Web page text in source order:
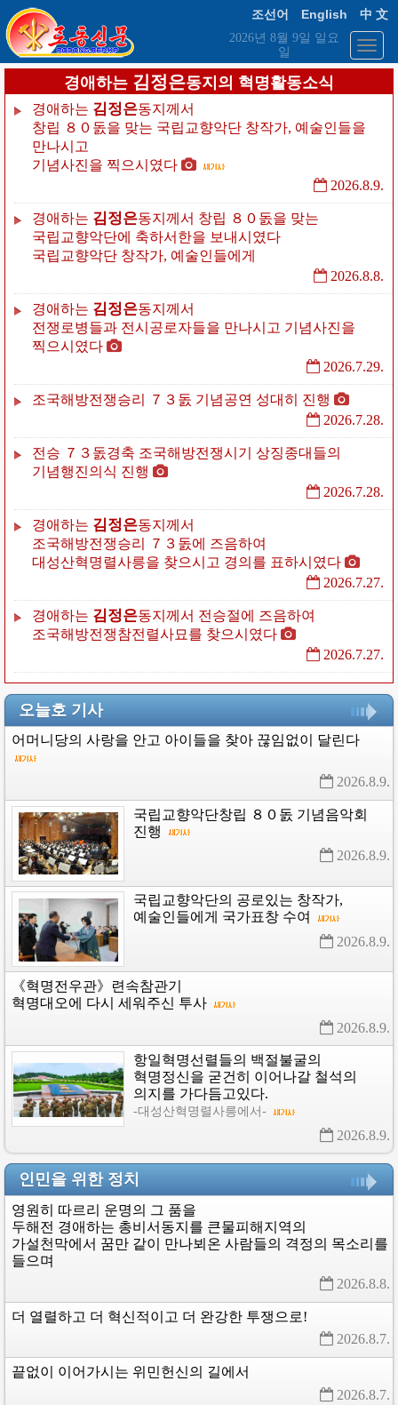
조선어 English
中 文
2026년 8월 9일 일요
일
경애하는 김정은동지의 혁명활동소식
경애하는 김정은동지께서
창립 ８０돐을 맞는 국립교향악단 창작가, 예술인들을
만나시고
기념사진을 찍으시였다
2026.8.9.
경애하는 김정은동지께서 창립 ８０돐을 맞는
국립교향악단에 축하서한을 보내시였다
국립교향악단 창작가, 예술인들에게
2026.8.8.
경애하는 김정은동지께서
전쟁로병들과 전시공로자들을 만나시고 기념사진을
찍으시였다
2026.7.29.
조국해방전쟁승리 ７３돐 기념공연 성대히 진행
2026.7.28.
전승 ７３돐경축 조국해방전쟁시기
상징종대들의
기념행진의식 진행
2026.7.28.
경애하는 김정은동지께서
조국해방전쟁승리
７３돐에
즈음하여
대성산혁명렬사릉을 찾으시고 경의를 표하시였다
2026.7.27.
경애하는 김정은동지께서 전승절에
즈음하여
조국해방전쟁참전렬사묘를 찾으시였다
2026.7.27.
오늘호 기사
어머니당의 사랑을 안고 아이들을 찾아 끊임없이 달린다
2026.8.9.
국립교향악단창립 ８０돐 기념음악회
진행
2026.8.9.
국립교향악단의 공로있는 창작가,
예술인들에게 국가표창 수여
2026.8.9.
《혁명전우관》련속참관기
혁명대오에 다시 세워주신 투사
2026.8.9.
항일혁명선렬들의 백절불굴의
혁명정신을 굳건히 이어나갈 철석의
의지를 가다듬고있다.
-대성산혁명렬사릉에서-
2026.8.9.
인민을 위한 정치
영원히 따르리 운명의 그 품을
두해전 경애하는 총비서동지를 큰물피해지역의
가설천막에서 꿈만 같이 만나뵈온 사람들의 격정의 목소리를
들으며
2026.8.8.
더 열렬하고 더 혁신적이고 더 완강한 투쟁으로!
2026.8.7.
끝없이 이어가시는 위민헌신의 길에서
2026.8.7.